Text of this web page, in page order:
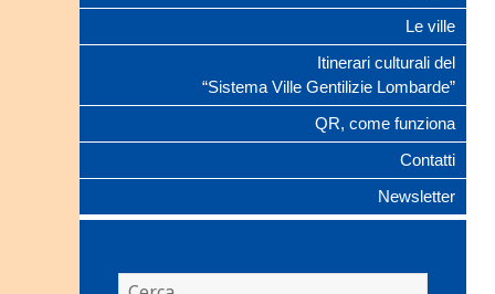
Le ville
Itinerari culturali del
“Sistema Ville Gentilizie Lombarde”
QR, come funziona
Contatti
Newsletter
Ricerca